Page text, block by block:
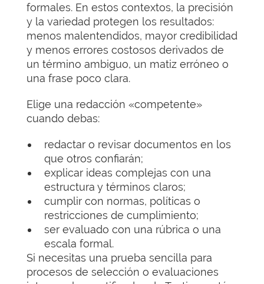
formales. En estos contextos, la precisión
y la variedad protegen los resultados:
menos malentendidos, mayor credibilidad
y menos errores costosos derivados de
un término ambiguo, un matiz erróneo o
una frase poco clara.
Elige una redacción «competente»
cuando debas:
redactar o revisar documentos en los
que otros confiarán;
explicar ideas complejas con una
estructura y términos claros;
cumplir con normas, políticas o
restricciones de cumplimiento;
ser evaluado con una rúbrica o una
escala formal.
Si necesitas una prueba sencilla para
procesos de selección o evaluaciones